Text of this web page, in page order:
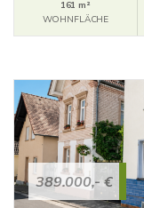
161 m²
WOHNFLÄCHE
389.000,- €